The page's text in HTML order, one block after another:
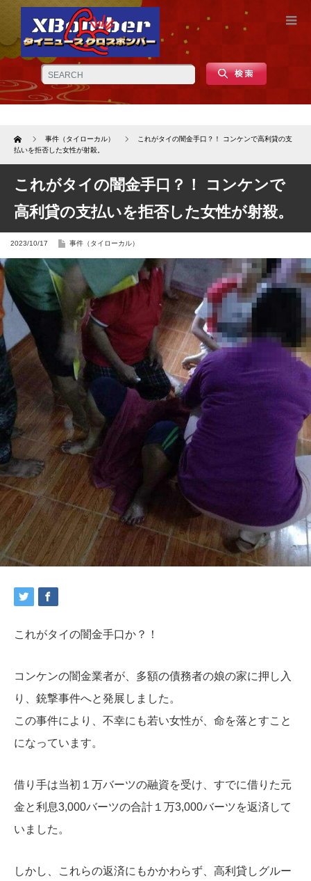
Home 事件（タイローカル）
これがタイの闇金手口？！ コンケンで高利貸の支
払いを拒否した女性が射殺。
これがタイの闇金手口？！ コンケンで
高利貸の支払いを拒否した女性が射殺。
2023/10/17 事件（タイローカル）
これがタイの闇金手口か？！
コンケンの闇金業者が、多額の債務者の娘の家に押し入
り、銃撃事件へと発展しました。
この事件により、不幸にも若い女性が、命を落とすこと
になっています。
借り手は当初１万バーツの融資を受け、すでに借りた元
金と利息3,000バーツの合計１万3,000バーツを返済して
いました。
しかし、これらの返済にもかかわらず、高利貸しグルー